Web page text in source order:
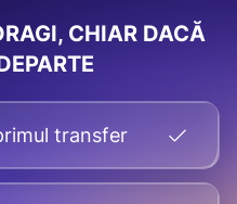
CHIAR DACĂ
transfer